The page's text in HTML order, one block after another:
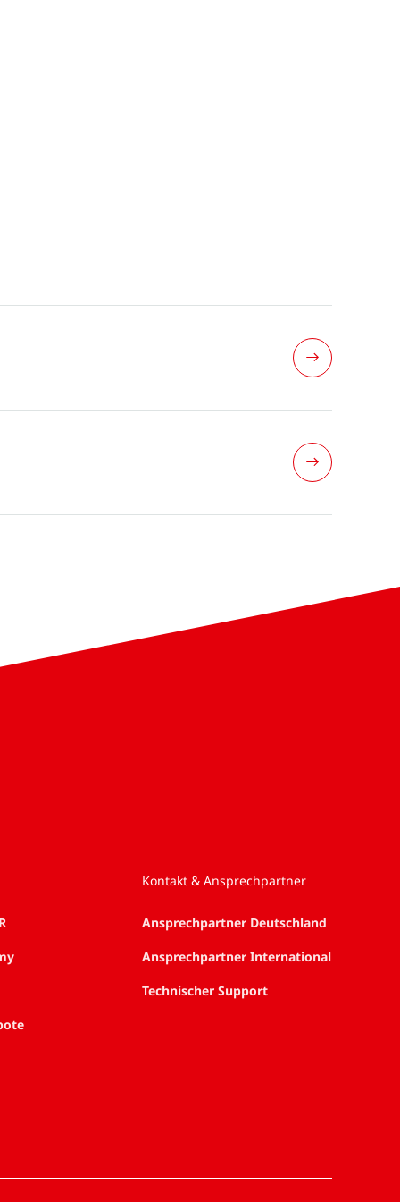
Kontakt & Ansprechpartner
Ansprechpartner Deutschland
Ansprechpartner International
Technischer Support